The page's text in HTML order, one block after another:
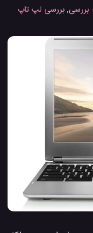
بررسی,بررسی لپ تاپ